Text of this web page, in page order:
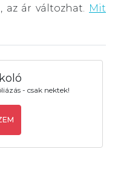
az ár változhat. Mit
- csak nektek!